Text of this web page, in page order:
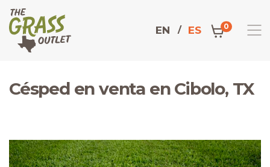
EN ES 0
Césped en venta en Cibolo, TX